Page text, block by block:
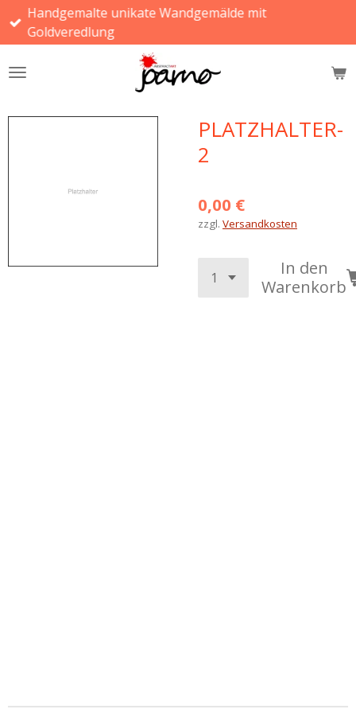
Zum
Hauptinhalt
Handgemalte unikate Wandgemälde mit
Goldveredlung
PLATZHALTER-
2
0,00 €
zzgl. Versandkosten
In den
Warenkorb